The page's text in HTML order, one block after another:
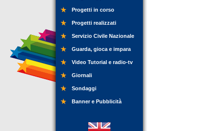
Progetti in corso
Progetti realizzati
Servizio Civile Nazionale
Guarda, gioca e impara
Video Tutorial e radio-tv
Giornali
Sondaggi
Banner e Pubblicità